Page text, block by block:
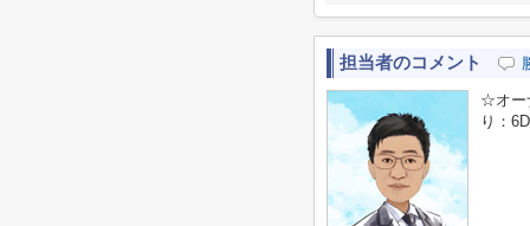
担当者のコメント
☆オー
り：